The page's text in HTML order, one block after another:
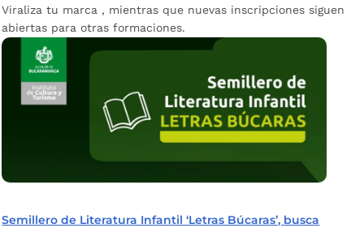
Viraliza tu marca , mientras que nuevas inscripciones siguen
abiertas para otras formaciones.
Semillero de Literatura Infantil ‘Letras Búcaras’, busca